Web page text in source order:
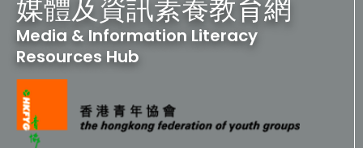
媒體及資訊素養教育網
Media & Information Literacy
Resources Hub